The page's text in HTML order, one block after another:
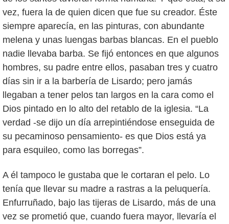
vez, fuera la de quien dicen que fue su creador. Éste
siempre aparecía, en las pinturas, con abundante
melena y unas luengas barbas blancas. En el pueblo
nadie llevaba barba. Se fijó entonces en que algunos
hombres, su padre entre ellos, pasaban tres y cuatro
días sin ir a la barbería de Lisardo; pero jamás
llegaban a tener pelos tan largos en la cara como el
Dios pintado en lo alto del retablo de la iglesia. “La
verdad -se dijo un día arrepintiéndose enseguida de
su pecaminoso pensamiento- es que Dios está ya
para esquileo, como las borregas”.
A él tampoco le gustaba que le cortaran el pelo. Lo
tenía que llevar su madre a rastras a la peluquería.
Enfurruñado, bajo las tijeras de Lisardo, más de una
vez se prometió que, cuando fuera mayor, llevaría el